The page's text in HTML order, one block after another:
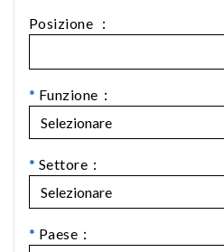
Posizione ：
* Funzione：
* Settore：
* Paese：